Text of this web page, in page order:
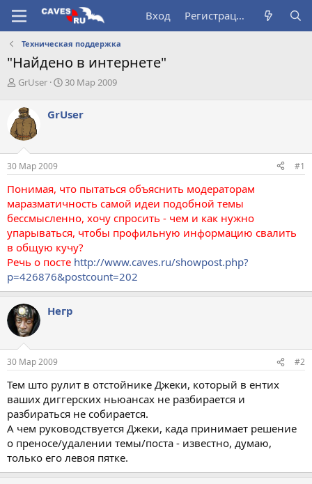
Вход Регистрация
Техническая поддержка
"Найдено в интернете"
А
т
о
р
т
е
м
GrUser
Д
а
ч
а
30 Мар 2009
GrUser
30 Мар 2009 #1
Понимая, что пытаться объяснить модераторам
маразматичность самой идеи подобной темы
бессмысленно, хочу спросить - чем и как нужно
упарываться, чтобы профильную информацию свалить
в общую кучу?
Речь о посте http://www.caves.ru/showpost.php?
p=426876&postcount=202
Негр
30 Мар 2009 #2
Тем што рулит в отстойнике Джеки, который в ентих
ваших диггерских ньюансах не разбирается и
разбираться не собирается.
А чем руководствуется Джеки, када принимает решение
о преносе/удалении темы/поста - известно, думаю,
только его левоя пятке.